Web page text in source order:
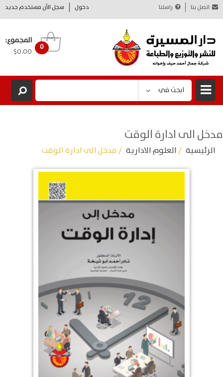
دخول سجل الآن مستخدم جديد اتصل بنا راسلنا
0
المجموع:
$0.00
ابحث في
مدخل الى ادارة الوقت
الرئيسية /العلوم الادارية / مدخل الى ادارة الوقت